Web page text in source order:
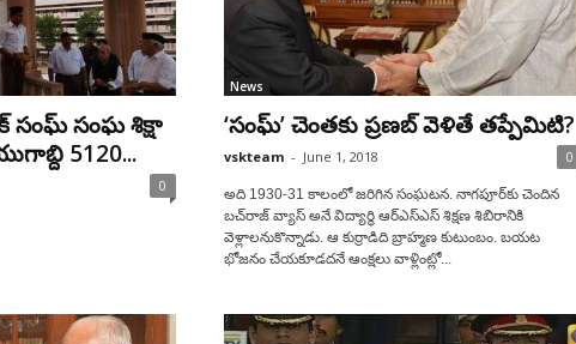
సంఘ్ సంఘ శిక్షా
5120...
0
News
‘సంఘ్’ చెంతకు ప్రణబ్ వెళితే తప్పేమిటి?
vskteam - June 1, 2018 0
అది 1930-31 కాలంలో జరిగిన సంఘటన. నాగపూర్‌కు చెందిన
బచ్‌రాజ్ వ్యాస్ అనే విద్యార్థి ఆర్‌ఎస్‌ఎస్ శిక్షణ శిబిరానికి
వెళ్లాలనుకొన్నాడు. ఆ కుర్రాడిది బ్రాహ్మణ కుటుంబం. బయట
భోజనం చేయకూడదనే ఆంక్షలు వాళ్లింట్లో...